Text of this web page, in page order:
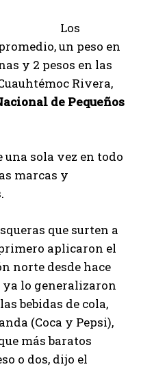
Los
un peso en
y 2 pesos en las
Rivera,
de Pequeños
una sola vez en todo
marcas y
que surten a
aplicaron el
norte desde hace
ya lo generalizaron
bebidas de cola,
(Coca y Pepsi),
más baratos
o dos, dijo el